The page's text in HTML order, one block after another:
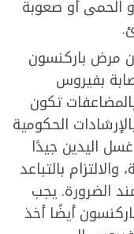
الحمى أو صعوبة
مرض باركنسون
بفيروس
تكون
الحكومية
اليدين جيدًا
والالتزام بالتباعد
الضرورة. يجب
أيضًا أخذ